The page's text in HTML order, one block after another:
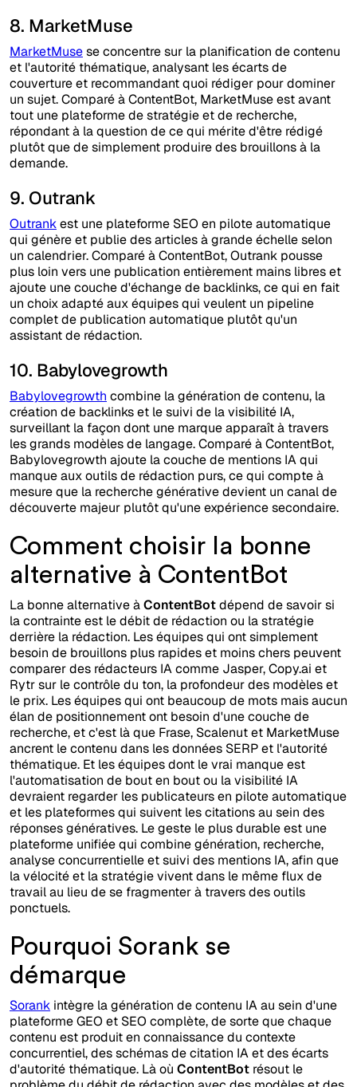
8. MarketMuse
MarketMusese concentre sur la planification de contenu
et l'autorité thématique, analysant les écarts de
couverture et recommandant quoi rédiger pour dominer
un sujet. Comparé à ContentBot, MarketMuse est avant
tout une plateforme de stratégie et de recherche,
répondant à la question de ce qui mérite d'être rédigé
plutôt que de simplement produire des brouillons à la
demande.
9. Outrank
Outrankest une plateforme SEO en pilote automatique
qui génère et publie des articles à grande échelle selon
un calendrier. Comparé à ContentBot, Outrank pousse
plus loin vers une publication entièrement mains libres et
ajoute une couche d'échange de backlinks, ce qui en fait
un choix adapté aux équipes qui veulent un pipeline
complet de publication automatique plutôt qu'un
assistant de rédaction.
10. Babylovegrowth
Babylovegrowth combine la génération de contenu, la
création de backlinks et le suivi de la visibilité IA,
surveillant la façon dont une marque apparaît à travers
les grands modèles de langage. Comparé à ContentBot,
Babylovegrowth ajoute la couche de mentions IA qui
manque aux outils de rédaction purs, ce qui compte à
mesure que la recherche générative devient un canal de
découverte majeur plutôt qu'une expérience secondaire.
Comment choisir la bonne
alternative à ContentBot
La bonne alternative àContentBotdépend de savoir si
la contrainte est le débit de rédaction ou la stratégie
derrière la rédaction. Les équipes qui ont simplement
besoin de brouillons plus rapides et moins chers peuvent
comparer des rédacteurs IA comme Jasper, Copy.ai et
Rytr sur le contrôle du ton, la profondeur des modèles et
le prix. Les équipes qui ont beaucoup de mots mais aucun
élan de positionnement ont besoin d'une couche de
recherche, et c'est là que Frase, Scalenut et MarketMuse
ancrent le contenu dans les données SERP et l'autorité
thématique. Et les équipes dont le vrai manque est
l'automatisation de bout en bout ou la visibilité IA
devraient regarder les publicateurs en pilote automatique
et les plateformes qui suivent les citations au sein des
réponses génératives. Le geste le plus durable est une
plateforme unifiée qui combine génération, recherche,
analyse concurrentielle et suivi des mentions IA, afin que
la vélocité et la stratégie vivent dans le même flux de
travail au lieu de se fragmenter à travers des outils
ponctuels.
Pourquoi Sorank se
démarque
Sorank intègre la génération de contenu IA au sein d'une
plateforme GEO et SEO complète, de sorte que chaque
contenu est produit en connaissance du contexte
concurrentiel, des schémas de citation IA et des écarts
d'autorité thématique. Là où ContentBot résout le